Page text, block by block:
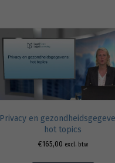
Privacy en
hot topics
€165,00 excl. btw